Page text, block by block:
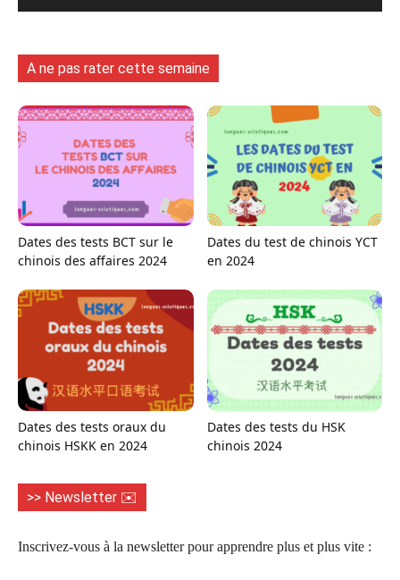
A ne pas rater cette semaine
Dates des tests BCT sur le
chinois des affaires 2024
Dates du test de chinois YCT
en 2024
Dates des tests oraux du
chinois HSKK en 2024
Dates des tests du HSK
chinois 2024
>> Newsletter ✉️
Inscrivez-vous à la newsletter pour apprendre plus et plus vite :